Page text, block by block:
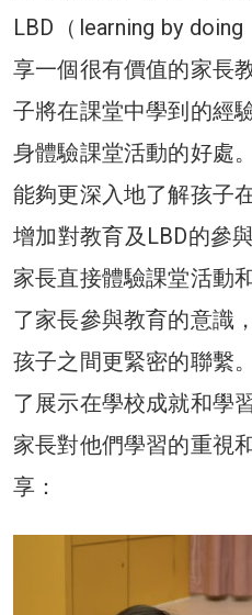
LBD（learning by
享一個很有價值的家長
子將在課堂中學到的經
身體驗課堂活動的好處
能夠更深入地了解孩子
增加對教育及LBD的參
家長直接體驗課堂活動
了家長參與教育的意識
孩子之間更緊密的聯繫
了展示在學校成就和學
家長對他們學習的重視
享：